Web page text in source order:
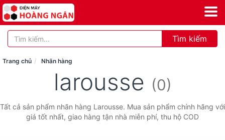
Tìm kiếm
Trang chủ Nhãn hàng
larousse (0)
Tất cả sản phẩm nhãn hàng Larousse. Mua sản phẩm chính hãng với
giá tốt nhất, giao hàng tận nhà miễn phí, thu hộ COD